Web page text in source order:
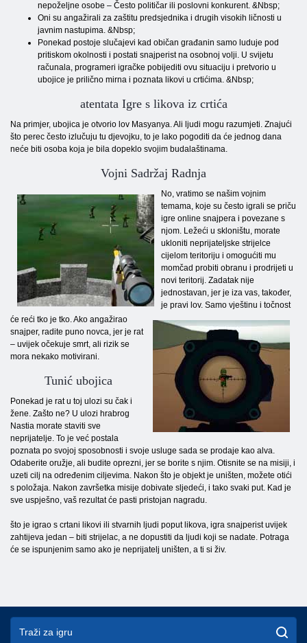
nepoželjne osobe – Često političar ili poslovni konkurent. &Nbsp;
Oni su angažirali za zaštitu predsjednika i drugih visokih ličnosti u
javnim nastupima. &Nbsp;
Ponekad postoje slučajevi kad običan građanin samo luduje pod
pritiskom okolnosti i postati snajperist na osobnoj volji. U svijetu
računala, programeri igračke pobijediti ovu situaciju i pretvorio u
ubojice je prilično mirna i poznata likovi u crtićima. &Nbsp;
atentata Igre s likova iz crtića
Na primjer, ubojica je otvorio lov Masyanya. Ali ljudi mogu razumjeti. Znajući
što perec često izlučuju tu djevojku, to je lako pogoditi da će jednog dana
neće biti osoba koja je bila dopeklo svojim budalaštinama.
Vojni Sadržaj Radnja
No, vratimo se našim vojnim
temama, koje su često igrali se priču
igre online snajpera i povezane s
njom. Ležeći u skloništu, morate
ukloniti neprijateljske strijelce
cijelom teritoriju i omogućiti mu
momčad probiti obranu i prodrijeti u
novi teritorij. Zadatak nije
jednostavan, jer je iza vas, također,
je pravi lov. Samo vještinu i točnost
će reći tko je tko. Ako angažirao
snajper, radite puno novca, jer je rat
– uvijek očekuje smrt, ali rizik se
mora nekako motivirani.
Tunić ubojica
Ponekad je rat u toj ulozi su čak i
žene. Zašto ne? U ulozi hrabrog
Nastia morate staviti sve
neprijatelje. To je već postala
poznata po svojoj sposobnosti i svoje usluge sada se prodaje kao alva.
Odaberite oružje, ali budite oprezni, jer se borite s njim. Otisnite se na misiji, i
uzeti cilj na određenim ciljevima. Nakon što je objekt je uništen, možete otići
s položaja. Nakon završetka misije dobivate sljedeći, i tako svaki put. Kad je
sve uspješno, vaš rezultat će pasti pristojan nagradu.
što je igrao s crtani likovi ili stvarnih ljudi poput likova, igra snajperist uvijek
zahtijeva jedan – biti strijelac, a ne dopustiti da ljudi koji se nadate. Potraga
će se ispunjenim samo ako je neprijatelj uništen, a ti si živ.